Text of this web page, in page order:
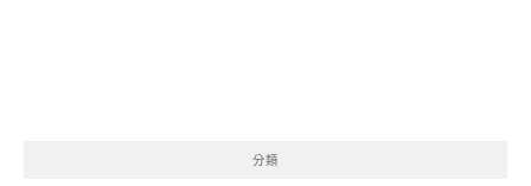
分類